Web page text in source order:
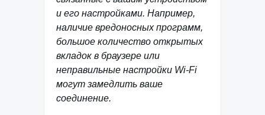
и его настройками. Например,
наличие вредоносных программ,
большое количество открытых
вкладок в браузере или
неправильные настройки Wi-Fi
могут замедлить ваше
соединение.